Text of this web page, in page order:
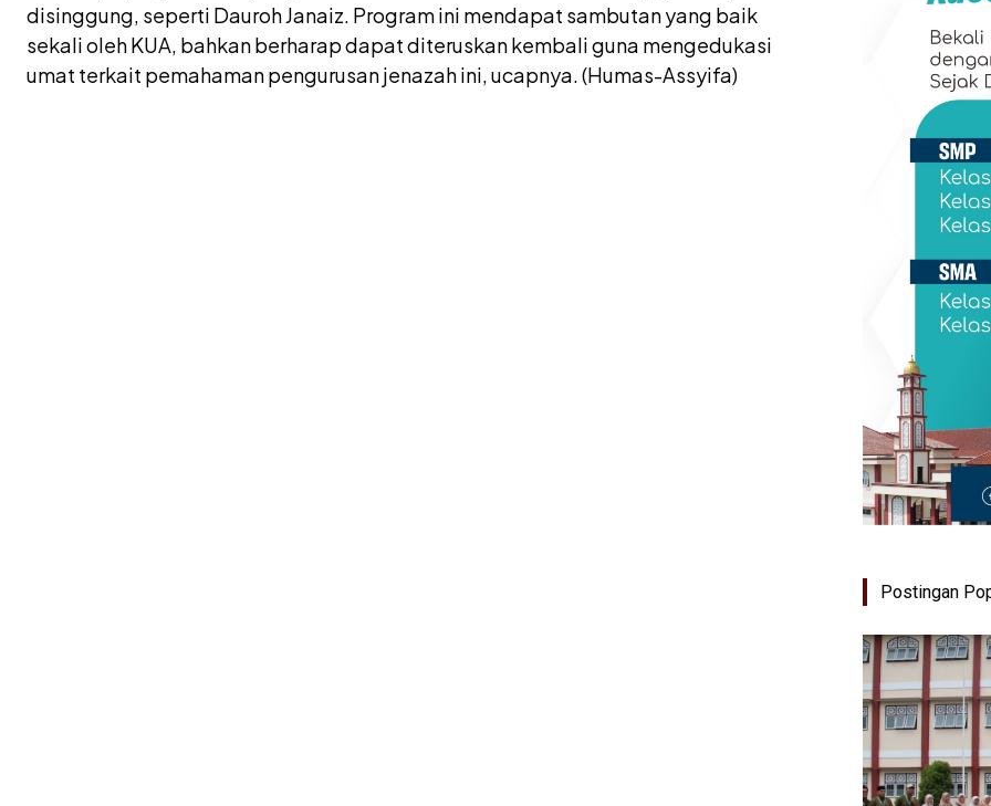
disinggung, seperti Dauroh Janaiz. Program ini mendapat sambutan yang baik
sekali oleh KUA, bahkan berharap dapat diteruskan kembali guna mengedukasi
umat terkait pemahaman pengurusan jenazah ini, ucapnya. (Humas-Assyifa)
Postingan